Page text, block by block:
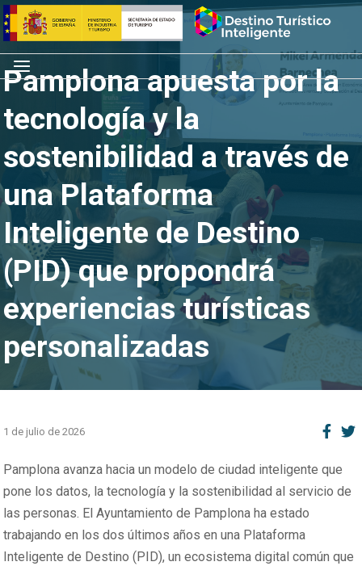
Saltar
al
contenido
Inicio
Menú
Pamplona apuesta por la
tecnología y la
sostenibilidad a través de
una Plataforma
Inteligente de Destino
(PID) que propondrá
experiencias turísticas
personalizadas
1 de julio de 2026
Pamplona avanza hacia un modelo de ciudad inteligente que
pone los datos, la tecnología y la sostenibilidad al servicio de
las personas. El Ayuntamiento de Pamplona ha estado
trabajando en los dos últimos años en una Plataforma
Inteligente de Destino (PID), un ecosistema digital común que